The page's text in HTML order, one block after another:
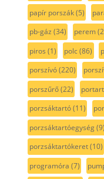
papír porszák(5)
pb-gáz (34) perem
piros (1) polc(86)
porszívó(220)
porszűrő(22)
porzsáktartó(11)
porzsáktartóegység(9)
porzsáktartókeret(10)
programóra (7)